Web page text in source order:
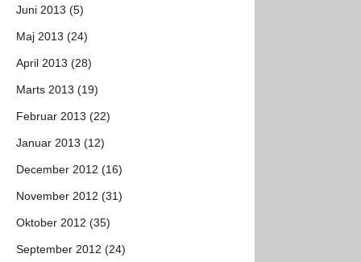
Juni 2013 (5)
Maj 2013 (24)
April 2013 (28)
Marts 2013 (19)
Februar 2013 (22)
Januar 2013 (12)
December 2012 (16)
November 2012 (31)
Oktober 2012 (35)
September 2012 (24)